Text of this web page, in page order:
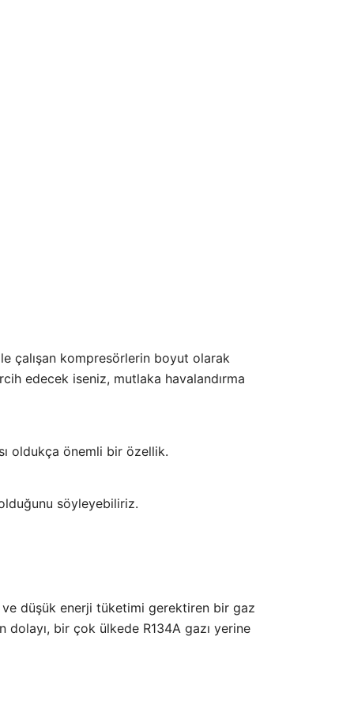
çalışan kompresörlerin boyut olarak
edecek iseniz, mutlaka havalandırma
oldukça önemli bir özellik.
söyleyebiliriz.
ve düşük enerji tüketimi gerektiren bir gaz
dolayı, bir çok ülkede R134A gazı yerine